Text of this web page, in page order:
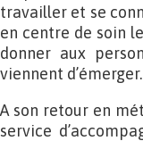
travailler et se
en centre de soin
donner aux
viennent d’émerger.
A son retour en
service